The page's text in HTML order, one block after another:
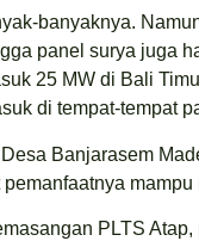
banyaknya.
panel surya juga
25 MW di Bali
di tempat-tempat
Banjarasem
PLTS